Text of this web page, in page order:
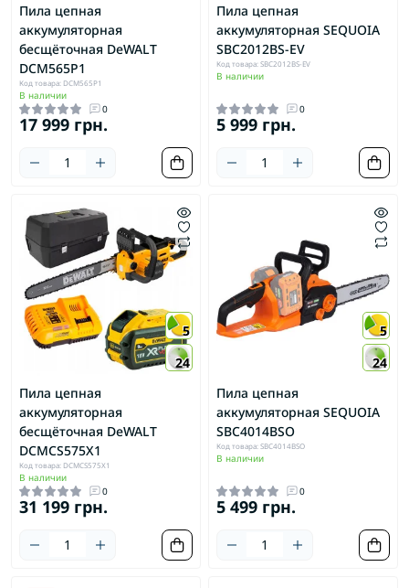
Пила цепная
аккумуляторная
бесщёточная DeWALT
DCM565P1
Код товара: DCM565P1
В наличии
0
17 999 грн.
Пила цепная
аккумуляторная SEQUOIA
SBC2012BS-EV
Код товара: SBC2012BS-EV
В наличии
0
5 999 грн.
5
24
Пила цепная
аккумуляторная
бесщёточная DeWALT
DCMCS575X1
Код товара: DCMCS575X1
В наличии
0
31 199 грн.
5
24
Пила цепная
аккумуляторная SEQUOIA
SBC4014BSO
Код товара: SBC4014BSO
В наличии
0
5 499 грн.